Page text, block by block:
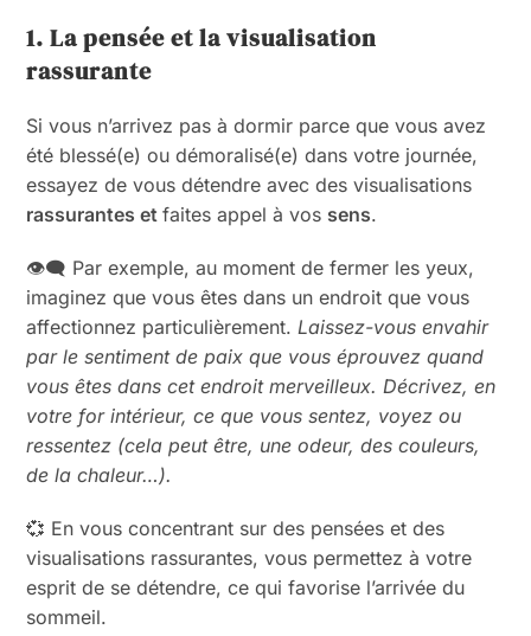
1. La pensée et la visualisation
rassurante
Si vous n’arrivez pas à dormir parce que vous avez
été blessé(e) ou démoralisé(e) dans votre journée,
essayez de vous détendre avec des visualisations
rassurantes etfaites appel à vos sens.
👁️‍🗨️ Par exemple, au moment de fermer les yeux,
imaginez que vous êtes dans un endroit que vous
affectionnez particulièrement.Laissez-vous envahir
par le sentiment de paix que vous éprouvez quand
vous êtes dans cet endroit merveilleux. Décrivez, en
votre for intérieur, ce que vous sentez, voyez ou
ressentez (cela peut être, une odeur, des couleurs,
de la chaleur…).
💞 En vous concentrant sur des pensées et des
visualisations rassurantes, vous permettez à votre
esprit de se détendre, ce qui favorise l’arrivée du
sommeil.